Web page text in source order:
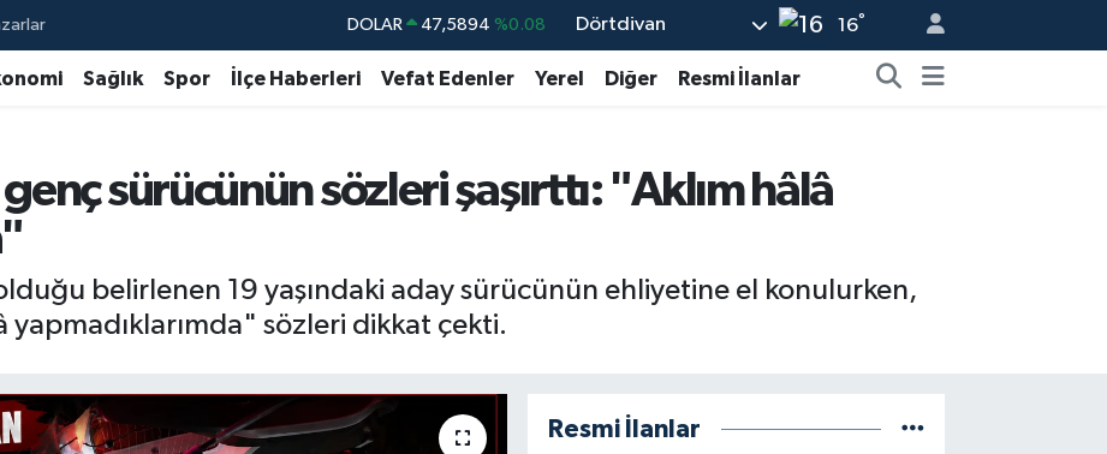
DOLAR 47,5894 %0.08
EURO 55,0398 %-0.02
BİST100 13.703 %11
Dörtdivan 16°
Sağlık Spor İlçe Haberleri Vefat Edenler Yerel Diğer Resmi İlanlar
sürücünün sözleri şaşırttı: "Aklım hâlâ
belirlenen 19 yaşındaki aday sürücünün ehliyetine el konulurken,
yapmadıklarımda" sözleri dikkat çekti.
Resmi İlanlar